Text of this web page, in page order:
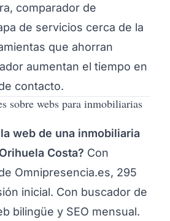
comparador de
de servicios cerca de la
que ahorran
aumentan el tiempo en
contacto.
sobre webs para inmobiliarias
web de una inmobiliaria
Costa? Con
Omnipresencia.es, 295
inicial. Con buscador de
bilingüe y SEO mensual.